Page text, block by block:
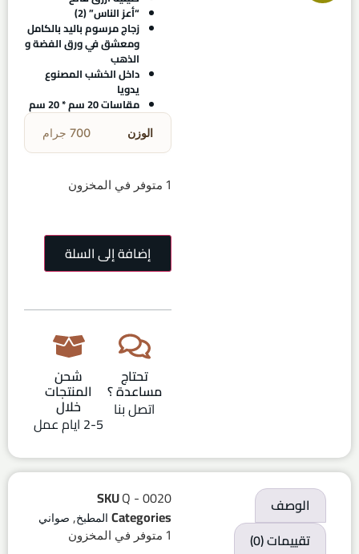
“أعز الناس” (2)
زجاج مرسوم باليد بالكامل
ومعشق في ورق الفضة و
الذهب
داخل الخشب المصنوع
يدويا
مقاسات 20 سم * 20 سم
الوزن 700 جرام
1 متوفر في المخزون
إضافة إلى السلة
تحتاج
مساعدة ؟
اتصل بنا
شحن
المنتجات
خلال
2-5 ايام عمل
الوصف
تقييمات (0)
SKUQ - 0020
Categories المطبخ, صواني
1 متوفر في المخزون